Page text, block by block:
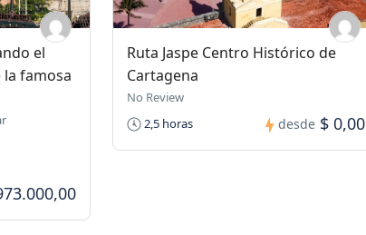
el
famosa
Ruta Jaspe Centro Histórico de
Cartagena
No Review
2,5 horas
desde $ 0,00